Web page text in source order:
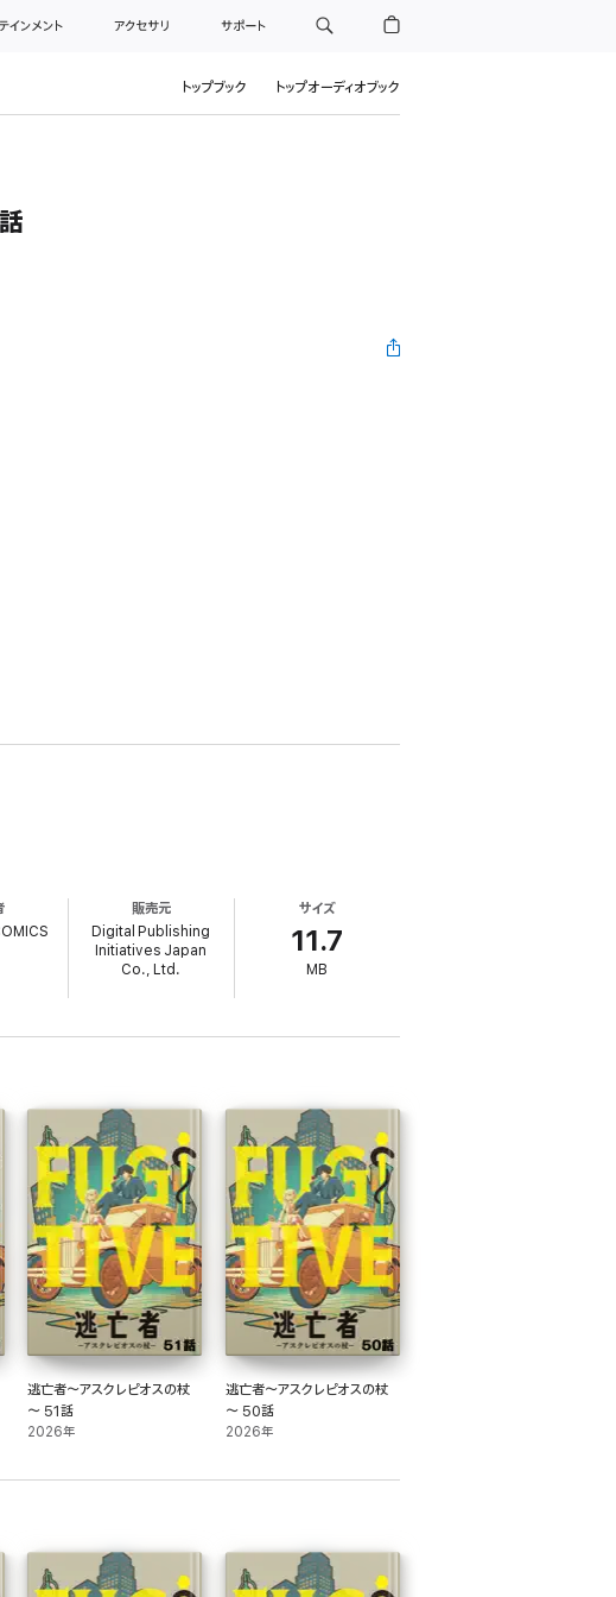
インメント アクセサリ サポート
トップブック トップオーディオブック
販売元
Digital Publishing
Initiatives Japan
Co., Ltd.
サイズ
11.7
MB
逃亡者～アスクレピオスの杖
～ 51話
2026年
逃亡者～アスクレピオスの杖
～ 50話
2026年